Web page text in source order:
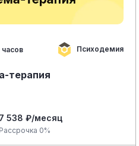
часов Психодемия
терапия
7 538 ₽/месяц
Рассрочка 0%